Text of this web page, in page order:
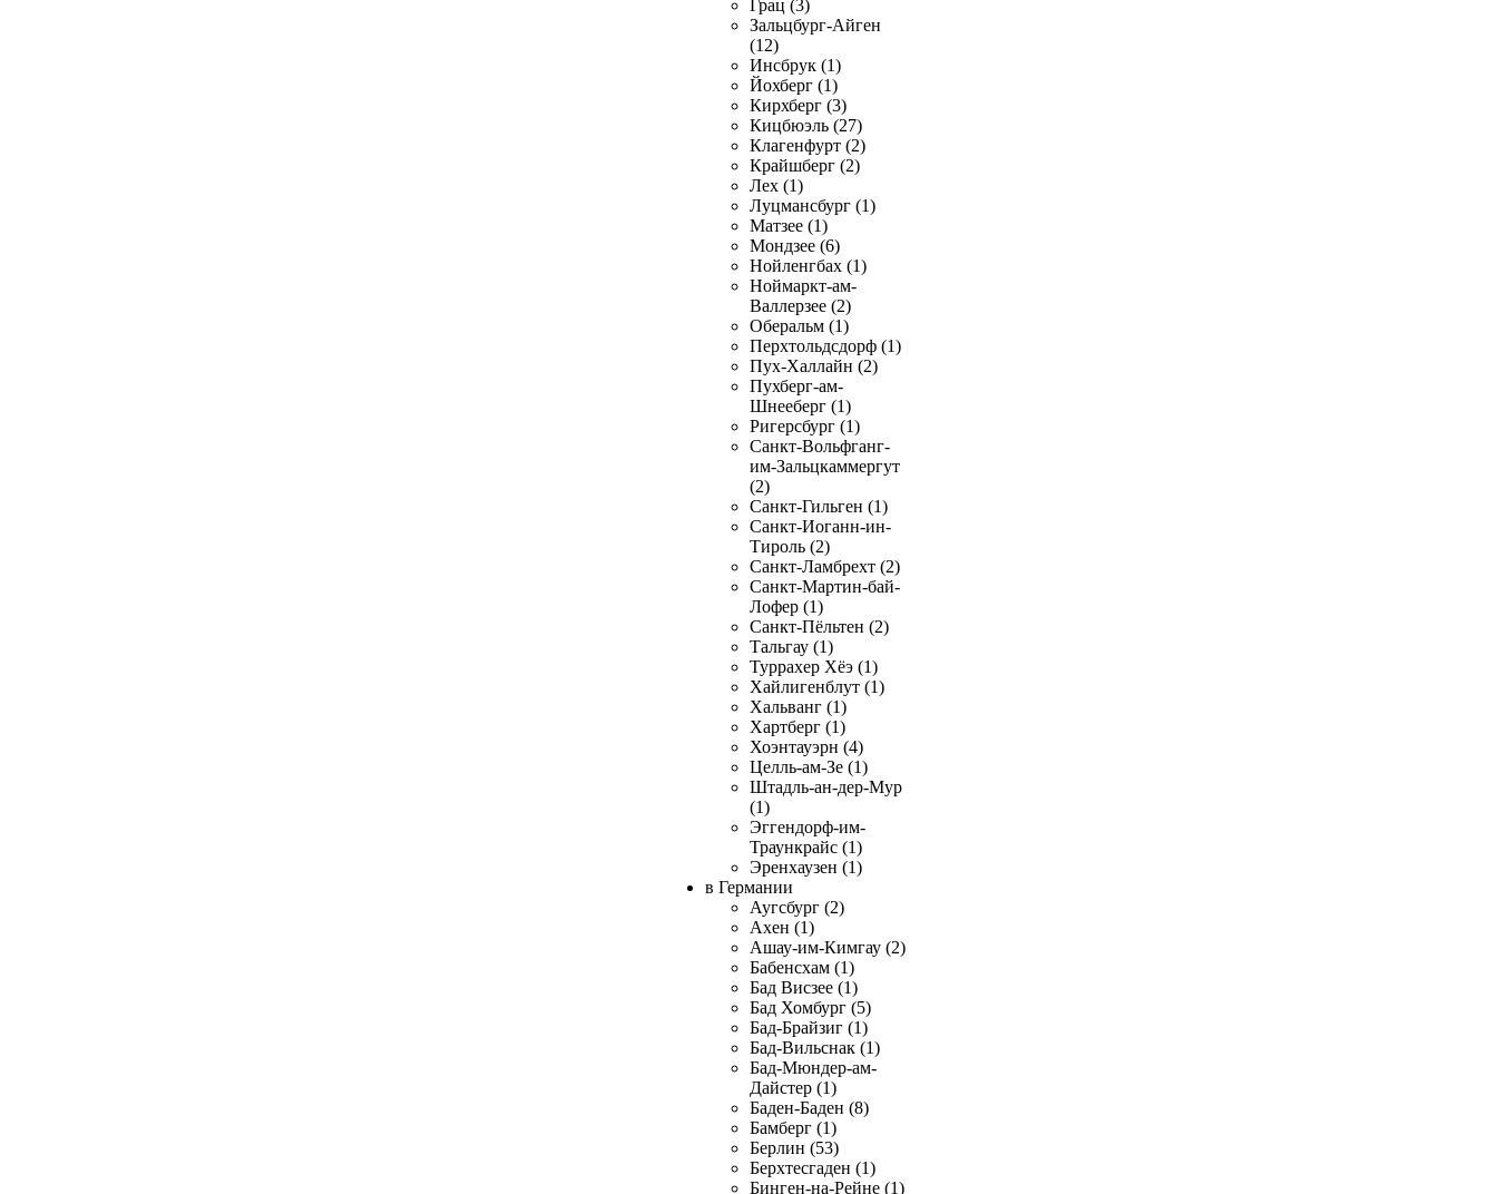
Грац (3)
Зальцбург-Айген
(12)
Инсбрук (1)
Йохберг (1)
Кирхберг (3)
Кицбюэль (27)
Клагенфурт (2)
Крайшберг (2)
Лех (1)
Луцмансбург (1)
Матзее (1)
Мондзее (6)
Нойленгбах (1)
Ноймаркт-ам-
Валлерзее (2)
Оберальм (1)
Перхтольдсдорф (1)
Пух-Халлайн (2)
Пухберг-ам-
Шнееберг (1)
Ригерсбург (1)
Санкт-Вольфганг-
им-Зальцкаммергут
(2)
Санкт-Гильген (1)
Санкт-Иоганн-ин-
Тироль (2)
Санкт-Ламбрехт (2)
Санкт-Мартин-бай-
Лофер (1)
Санкт-Пёльтен (2)
Тальгау (1)
Туррахер Хёэ (1)
Хайлигенблут (1)
Хальванг (1)
Хартберг (1)
Хоэнтауэрн (4)
Целль-ам-Зе (1)
Штадль-ан-дер-Мур
(1)
Эггендорф-им-
Траункрайс (1)
Эренхаузен (1)
в Германии
Аугсбург (2)
Ахен (1)
Ашау-им-Кимгау (2)
Бабенсхам (1)
Бад Висзее (1)
Бад Хомбург (5)
Бад-Брайзиг (1)
Бад-Вильснак (1)
Бад-Мюндер-ам-
Дайстер (1)
Баден-Баден (8)
Бамберг (1)
Берлин (53)
Берхтесгаден (1)
Бинген-на-Рейне (1)